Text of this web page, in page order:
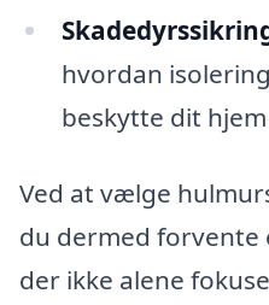
hvordan
beskytte dit
Ved at vælge
du dermed forvente
der ikke alene